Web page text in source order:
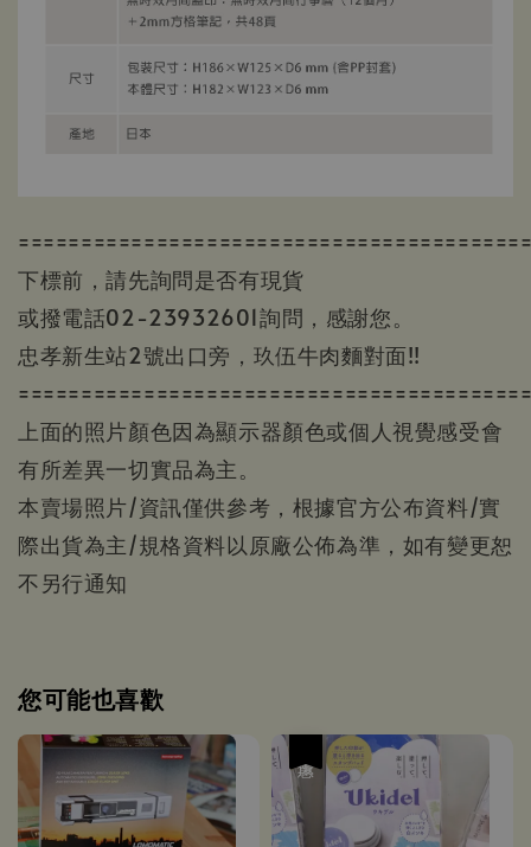
下標前，請先詢問是否有現貨
或撥電話02-23932601詢問，感謝您。
忠孝新生站2號出口旁，玖伍牛肉麵對面!!
上面的照片顏色因為顯示器顏色或個人視覺感受會
有所差異一切實品為主。
本賣場照片/資訊僅供參考，根據官方公布資料/實
際出貨為主/規格資料以原廠公佈為準，如有變更恕
不另行通知
您可能也喜歡